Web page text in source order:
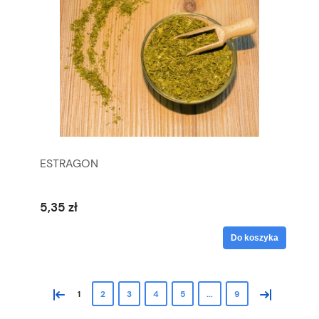
ESTRAGON
5,35 zł
Do koszyka
« 1 2 3 4 5 ... 9 »